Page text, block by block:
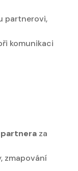
partnerovi,
komunikaci
za
zmapování